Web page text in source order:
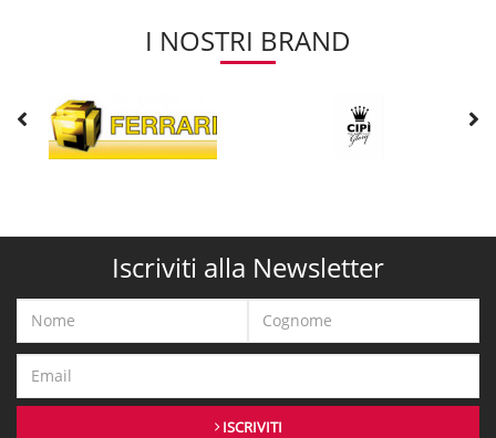
I NOSTRI BRAND
Iscriviti alla Newsletter
ISCRIVITI